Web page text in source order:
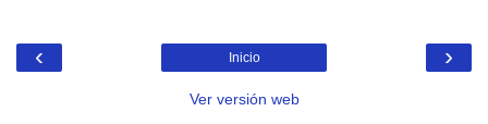
‹ ›
Inicio
Ver versión web